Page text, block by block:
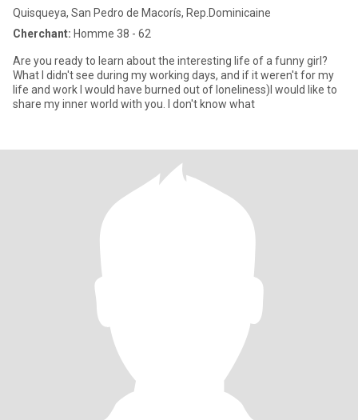
Quisqueya, San Pedro de Macorís, Rep.Dominicaine
Cherchant: Homme 38 - 62
Are you ready to learn about the interesting life of a funny girl?
What I didn't see during my working days, and if it weren't for my
life and work I would have burned out of loneliness)I would like to
share my inner world with you. I don't know what